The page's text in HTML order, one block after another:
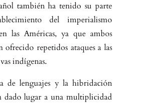
también ha tenido su parte
del imperialismo
las Américas, ya que ambos
ofrecido repetidos ataques a las
indígenas.
de lenguajes y la hibridación
dado lugar a una mul­tiplicidad